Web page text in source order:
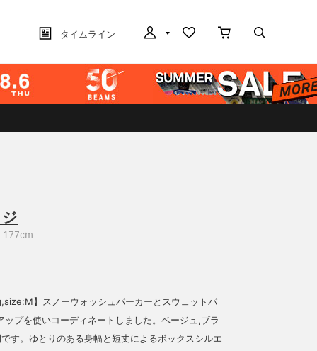
タイムライン
177cm
】スノーウォッシュパーカーとスウェットパ
ップを使いコーディネートしました。ベージュ,ブラ
す。ゆとりのある身幅と短丈によるボックスシルエ